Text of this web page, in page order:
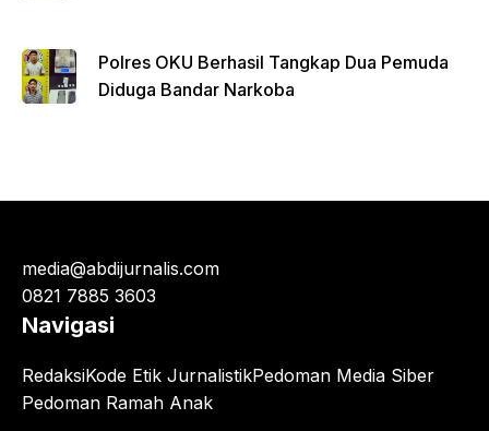
Polres OKU Berhasil Tangkap Dua Pemuda
Diduga Bandar Narkoba
media@abdijurnalis.com
0821 7885 3603
Navigasi
RedaksiKode Etik JurnalistikPedoman Media Siber
Pedoman Ramah Anak